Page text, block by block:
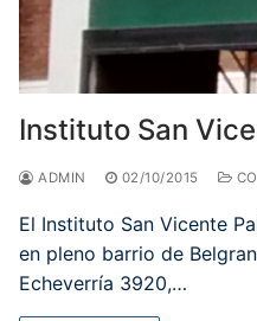
Instituto San
ADMIN 02/10/2015
El Instituto San Vicente
en pleno barrio de
Echeverría 3920,…